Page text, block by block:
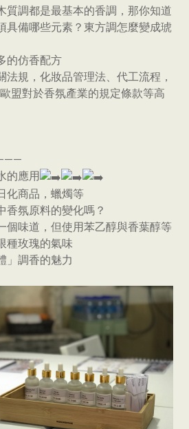
質調都是最基本的香調，那你知道
具備哪些元素？東方調怎麼變成琥
的仿香配方
法規，化妝品管理法、代工流程，
盟對於香氛產業的規定條款等高
的應用
化商品，蠟燭等
香氛原料的變化嗎？
個味道，但使用苯乙醇與香葉醇等
種玫瑰的氣味
」調香的魅力